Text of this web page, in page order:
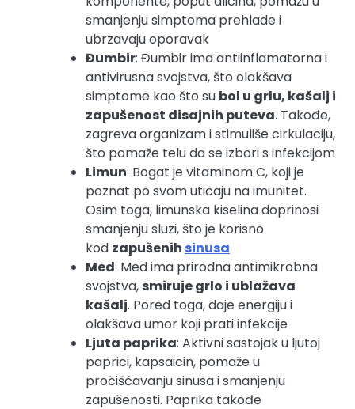
smanjenju simptoma prehlade i
ubrzavaju oporavak
Đumbir: Đumbir ima antiinflamatorna i
antivirusna svojstva, što olakšava
simptome kao što su bol u grlu, kašalj i
zapušenost disajnih puteva. Takođe,
zagreva organizam i stimuliše cirkulaciju,
što pomaže telu da se izbori s infekcijom
Limun: Bogat je vitaminom C, koji je
poznat po svom uticaju na imunitet.
Osim toga, limunska kiselina doprinosi
smanjenju sluzi, što je korisno
kod zapušenih sinusa
Med: Med ima prirodna antimikrobna
svojstva, smiruje grlo i ublažava
kašalj. Pored toga, daje energiju i
olakšava umor koji prati infekcije
Ljuta paprika: Aktivni sastojak u ljutoj
paprici, kapsaicin, pomaže u
pročišćavanju sinusa i smanjenju
zapušenosti. Paprika takođe